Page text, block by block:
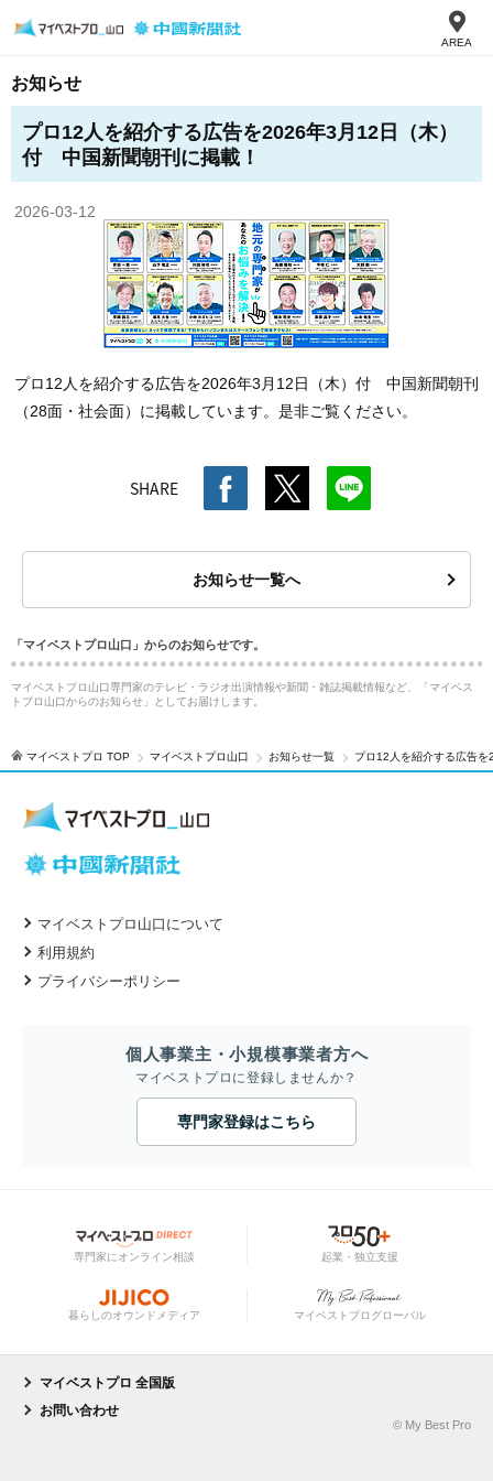
AREA
お知らせ
プロ12人を紹介する広告を2026年3月12日（木）
付 中国新聞朝刊に掲載！
2026-03-12
プロ12人を紹介する広告を2026年3月12日（木）付 中国新聞朝刊
（28面・社会面）に掲載しています。是非ご覧ください。
SHARE
お知らせ一覧へ
「マイベストプロ山口」からのお知らせです。
マイベストプロ山口専門家のテレビ・ラジオ出演情報や新聞・雑誌掲載情報など、「マイベス
トプロ山口からのお知らせ」としてお届けします。
マイベストプロ TOP マイベストプロ山口 お知らせ一覧 プロ12人を紹介する広告
マイベストプロ山口について
利用規約
プライバシーポリシー
個人事業主・小規模事業者方へ
マイベストプロに登録しませんか？
専門家登録はこちら
専門家にオンライン相談 起業・独立支援
暮らしのオウンドメディア マイベストプログローバル
マイベストプロ 全国版
お問い合わせ
© My Best Pro